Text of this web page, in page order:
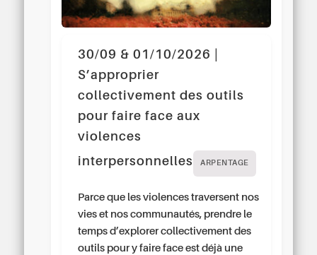
30/09 & 01/10/2026 |
S’approprier
collectivement des outils
pour faire face aux
violences
interpersonnelles
ARPENTAGE
Parce que les violences traversent nos
vies et nos communautés, prendre le
temps d’explorer collectivement des
outils pour y faire face est déjà une